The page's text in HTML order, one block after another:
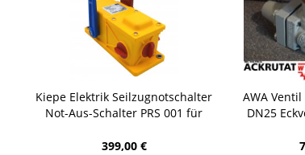
Kiepe Elektrik Seilzugnotschalter
Not-Aus-Schalter PRS 001 für
399,00 €
AWA
DN25